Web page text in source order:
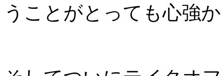
うことがとっても心強